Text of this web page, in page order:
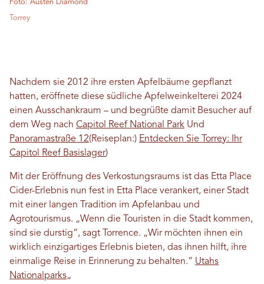
Foto: Austen Diamond
Torrey
Nachdem sie 2012 ihre ersten Apfelbäume gepflanzt
hatten, eröffnete diese südliche Apfelweinkelterei 2024
einen Ausschankraum – und begrüßte damit Besucher auf
dem Weg nach Capitol Reef National Park Und
Panoramastraße 12(Reiseplan:) Entdecken Sie Torrey: Ihr
Capitol Reef Basislager)
Mit der Eröffnung des Verkostungsraums ist das Etta Place
Cider-Erlebnis nun fest in Etta Place verankert, einer Stadt
mit einer langen Tradition im Apfelanbau und
Agrotourismus. „Wenn die Touristen in die Stadt kommen,
sind sie durstig“, sagt Torrence. „Wir möchten ihnen ein
wirklich einzigartiges Erlebnis bieten, das ihnen hilft, ihre
einmalige Reise in Erinnerung zu behalten.“ Utahs
Nationalparks„